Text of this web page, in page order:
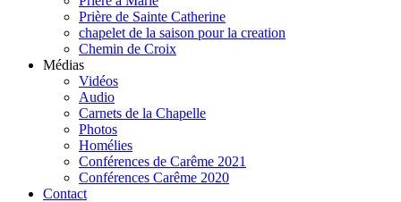
Prière de Sainte Catherine
chapelet de la saison pour la creation
Chemin de Croix
Médias
Vidéos
Audio
Carnets de la Chapelle
Photos
Homélies
Conférences de Carême 2021
Conférences Carême 2020
Contact